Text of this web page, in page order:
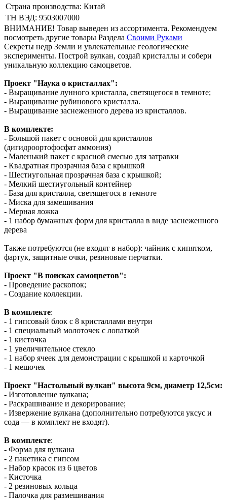
Страна производства: Китай
ТН ВЭД: 9503007000
ВНИМАНИЕ! Товар выведен из ассортимента. Рекомендуем
посмотреть другие товары Раздела Своими Руками
Секреты недр Земли и увлекательные геологические
эксперименты. Построй вулкан, создай кристаллы и собери
уникальную коллекцию самоцветов.
Проект "Наука о кристаллах":
- Выращивание лунного кристалла, светящегося в темноте;
- Выращивание рубинового кристалла.
- Выращивание заснеженного дерева из кристаллов.
В комплекте:
- Большой пакет с основой для кристаллов
(дигидроортофосфат аммония)
- Маленький пакет с красной смесью для затравки
- Квадратная прозрачная база с крышкой
- Шестиугольная прозрачная база с крышкой;
- Мелкий шестиугольный контейнер
- База для кристалла, светящегося в темноте
- Миска для замешивания
- Мерная ложка
- 1 набор бумажных форм для кристалла в виде заснеженного
дерева
Также потребуются (не входят в набор): чайник с кипятком,
фартук, защитные очки, резиновые перчатки.
Проект "В поисках самоцветов":
- Проведение раскопок;
- Создание коллекции.
В комплекте:
- 1 гипсовый блок с 8 кристаллами внутри
- 1 специальный молоточек с лопаткой
- 1 кисточка
- 1 увеличительное стекло
- 1 набор ячеек для демонстрации с крышкой и карточкой
- 1 мешочек
Проект "Настольный вулкан" высота 9см, диаметр 12,5см:
- Изготовление вулкана;
- Раскрашивание и декорирование;
- Извержение вулкана (дополнительно потребуются уксус и
сода — в комплект не входят).
В комплекте:
- Форма для вулкана
- 2 пакетика с гипсом
- Набор красок из 6 цветов
- Кисточка
- 2 резиновых кольца
- Палочка для размешивания